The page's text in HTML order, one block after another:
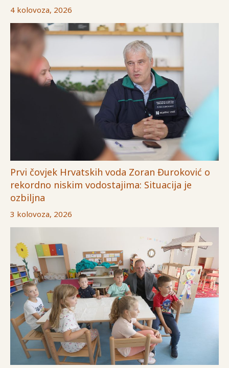
4 kolovoza, 2026
Prvi čovjek Hrvatskih voda Zoran Đuroković o
rekordno niskim vodostajima: Situacija je
ozbiljna
3 kolovoza, 2026